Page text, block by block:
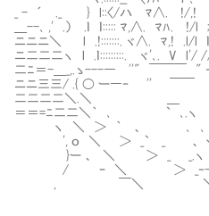
_ - ´ ._ } l::〈/ハ ﾏ∧.
＿--､ ,' .） .ｌ ｌ::::: ﾏ,∧. ﾏﾊ. !/l
ニニニ＼ l .!:::::::. ヾ∧. ﾏ,! .l/l ｌ'
ニ二二二ヽ l .ｌ:::::::::. ヾ'､. V l'/
二ﾆ＝-＿_,.ゝ---― ''" ￣￣￣ "
ニニ三三/ .{ 〇 ー―‐ '' ￣
二二二二＼.＼ ＿ ,. . ヽ
＝＝=ﾆ二二＼｀ ､ ` ､.ヽ {
ヽ ＼ ＞ ｀ 、 ､ ､ ヽ .
', ｏ ＼ ＞ _` _ 、 ヽ ￣
}ー 、 ＼ ＞ _ _.ヽ ー
/ ｰ ＼ ＞ _‐- _￣ ´.
, ￣＼ ＼ ､